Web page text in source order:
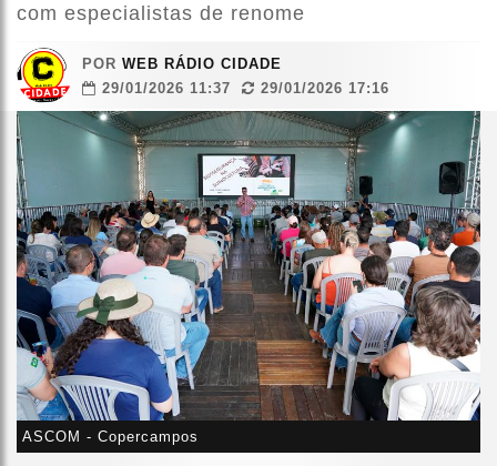
com especialistas de renome
POR WEB RÁDIO CIDADE
29/01/2026 11:37
29/01/2026 17:16
ASCOM - Copercampos